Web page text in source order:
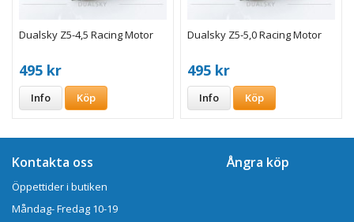
Dualsky Z5-4,5 Racing Motor
495 kr
Info Köp
Dualsky Z5-5,0 Racing Motor
495 kr
Info Köp
Kontakta oss
Öppettider i butiken
Måndag- Fredag 10-19
Ångra köp